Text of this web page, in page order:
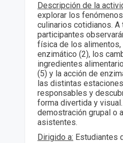
Descripción de la
explorar los
culinarios cotidianos.
participantes
física de los alimentos,
enzimático (2), los
ingredientes
(5) y la acción de
las distintas
responsables y
forma divertida y
demostración grupal o
asistentes.
Dirigido a: Estudiantes